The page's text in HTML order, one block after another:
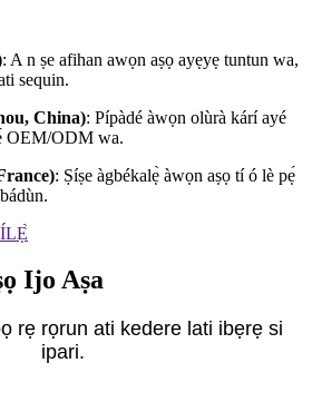
: A n ṣe afihan awọn aṣọ ayẹyẹ tuntun wa,
sequin.
China): Pípàdé àwọn olùrà kárí ayé
OEM/ODM wa.
: Ṣíṣe àgbékalẹ̀ àwọn aṣọ tí ó lè pẹ́
Ijo Aṣa
rẹ rọrun ati kedere lati ibẹrẹ si
ipari.